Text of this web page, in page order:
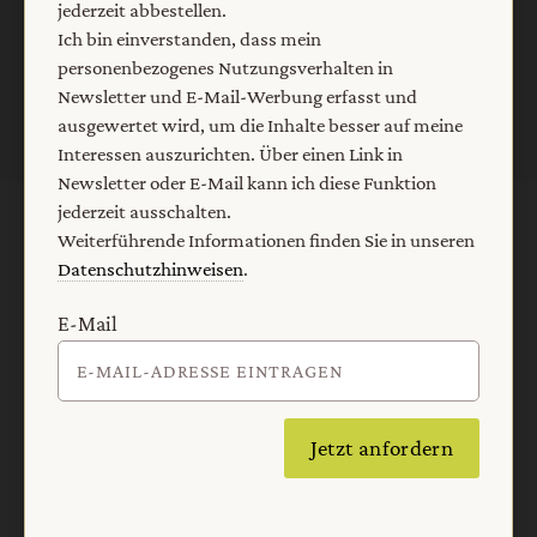
AGB und Widerrufsbelehrung Datenschutz
Barrierefreiheit
Vertrag widerrufen Abo online kündigen
jederzeit abbestellen.
Ich bin einverstanden, dass mein
personenbezogenes Nutzungsverhalten in
Newsletter und E-Mail-Werbung erfasst und
ausgewertet wird, um die Inhalte besser auf meine
Interessen auszurichten. Über einen Link in
Newsletter oder E-Mail kann ich diese Funktion
jederzeit ausschalten.
Weiterführende Informationen finden Sie in unseren
Datenschutzhinweisen.
E-Mail
Jetzt anfordern